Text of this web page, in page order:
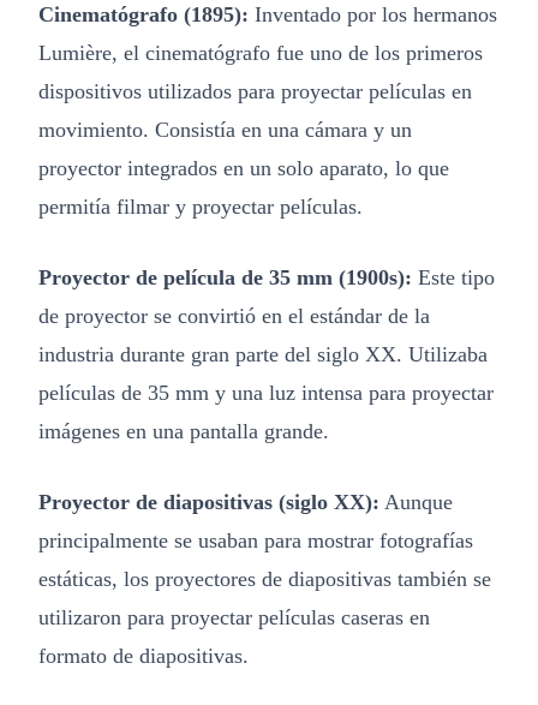
Cinematógrafo (1895): Inventado por los hermanos
Lumière, el cinematógrafo fue uno de los primeros
dispositivos utilizados para proyectar películas en
movimiento. Consistía en una cámara y un
proyector integrados en un solo aparato, lo que
permitía filmar y proyectar películas.
Proyector de película de 35 mm (1900s): Este tipo
de proyector se convirtió en el estándar de la
industria durante gran parte del siglo XX. Utilizaba
películas de 35 mm y una luz intensa para proyectar
imágenes en una pantalla grande.
Proyector de diapositivas (siglo XX): Aunque
principalmente se usaban para mostrar fotografías
estáticas, los proyectores de diapositivas también se
utilizaron para proyectar películas caseras en
formato de diapositivas.